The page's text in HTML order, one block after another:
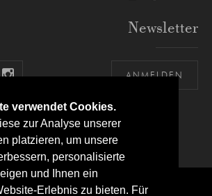
verwendet Cookies.
zur Analyse unserer
platzieren, um unsere
personalisierte
und Ihnen ein
Erlebnis zu bieten. Für
Newsletter
ANMELDEN